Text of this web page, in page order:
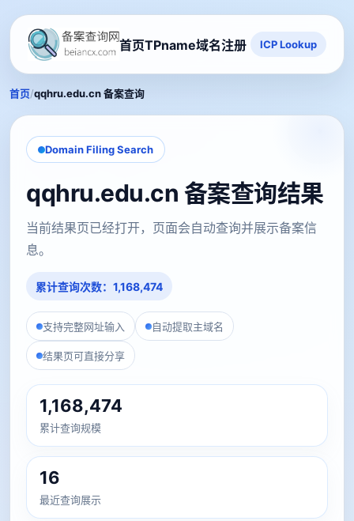
首页TPname域名注册 ICP Lookup
首页/qqhru.edu.cn 备案查询
Domain Filing Search
qqhru.edu.cn 备案查询结果
当前结果页已经打开，页面会自动查询并展示备案信
息。
累计查询次数：1,168,474
支持完整网址输入 自动提取主域名
结果页可直接分享
1,168,474
累计查询规模
16
最近查询展示